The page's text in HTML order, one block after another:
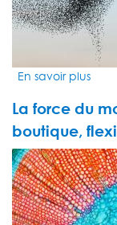
de
En savoir plus
for
first
half
of
2023
La force du
boutique,
VIDEO
THUMBNAIL